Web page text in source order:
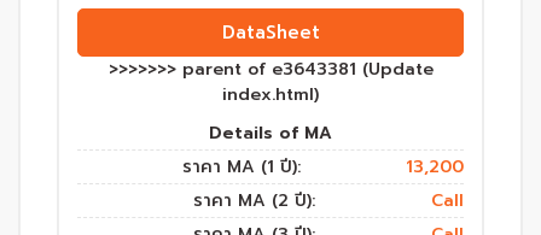
DataSheet
>>>>>>> parent of e3643381 (Update
index.html)
Details of MA
ราคา MA (1 ปี):
13,200
ราคา MA (2 ปี):
Call